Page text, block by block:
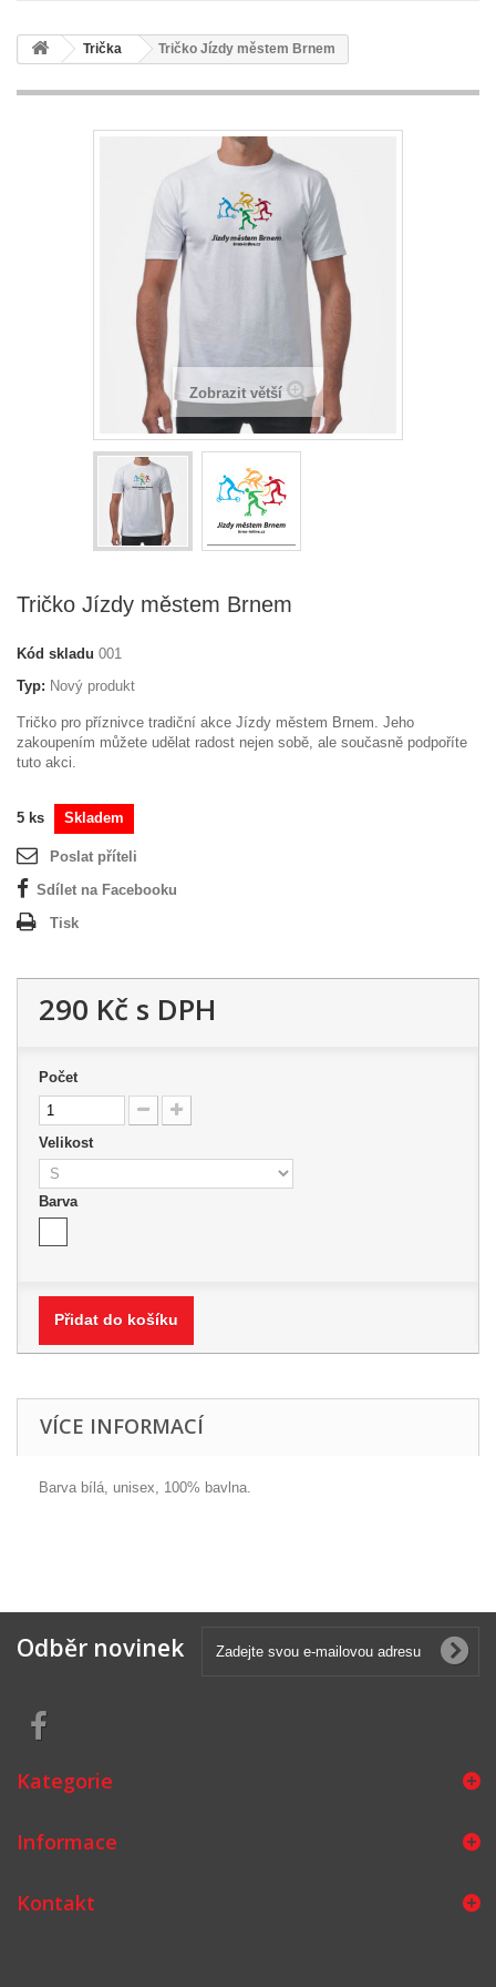
Trička Tričko Jízdy městem Brnem
Zobrazit větší
Tričko Jízdy městem Brnem
Kód skladu 001
Typ: Nový produkt
Tričko pro příznivce tradiční akce Jízdy městem Brnem. Jeho
zakoupením můžete udělat radost nejen sobě, ale současně podpoříte
tuto akci.
5 ks Skladem
Poslat příteli
Sdílet na Facebooku
Tisk
290 Kč s DPH
Počet
Velikost
Barva
Přidat do košíku
VÍCE INFORMACÍ
Barva bílá, unisex, 100% bavlna.
Odběr novinek
Kategorie
Informace
Kontakt